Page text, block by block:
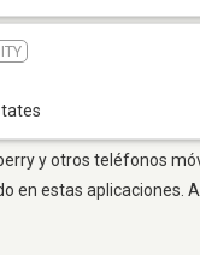
y otros teléfonos
en estas aplicaciones.